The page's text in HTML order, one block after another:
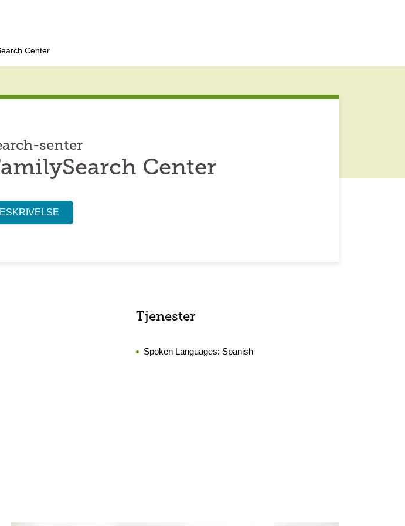
Center
senter
Center
Tjenester
Spoken Languages: Spanish